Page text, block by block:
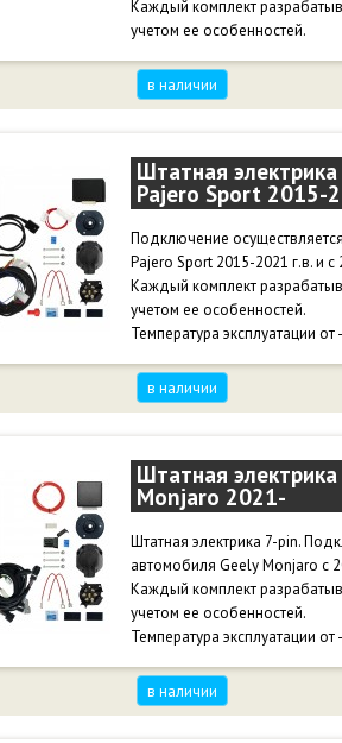
Каждый комплект
учетом ее особенностей.
в наличии
Штатная
Pajero Sport 2015-
Подключение
Pajero Sport 2015-2021 г.в. и с
Каждый комплект
учетом ее особенностей.
Температура эксплуатации от
в наличии
Штатная
Monjaro 2021-
Штатная электрика 7-pin.
автомобиля Geely Monjaro с
Каждый комплект
учетом ее особенностей.
Температура эксплуатации от
в наличии